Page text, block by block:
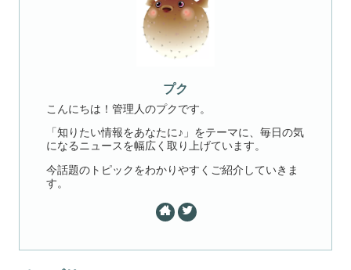
プク
こんにちは！管理人のプクです。
「知りたい情報をあなたに♪」をテーマに、毎日の気
になるニュースを幅広く取り上げています。
今話題のトピックをわかりやすくご紹介していきま
す。